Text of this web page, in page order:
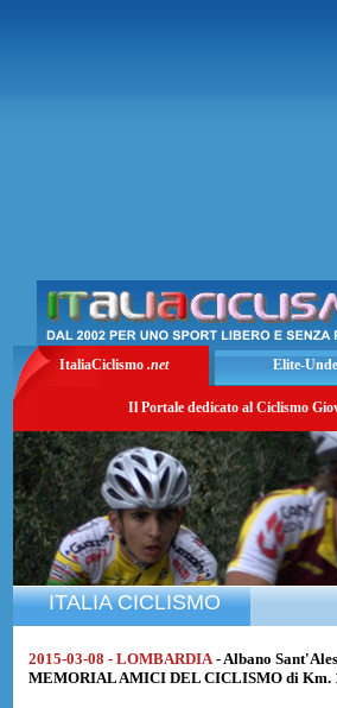
ItaliaCiclismo .net Elite-
Il Portale dedicato al Ciclismo
ITALIA CICLISMO
2015-03-08 - LOMBARDIA - Albano
MEMORIAL AMICI DEL CICLISMO di Km.